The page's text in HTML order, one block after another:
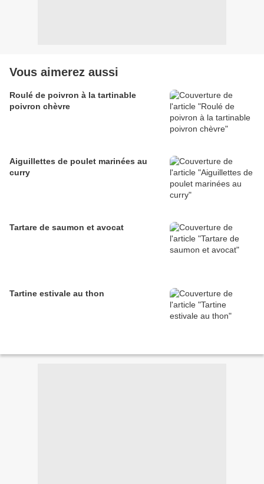
Vous aimerez aussi
Roulé de poivron à la tartinable
poivron chèvre
Aiguillettes de poulet marinées au
curry
Tartare de saumon et avocat
Tartine estivale au thon